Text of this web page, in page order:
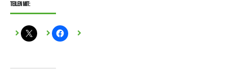
Teilen mit: